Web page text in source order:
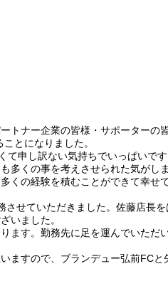
トナー企業の皆様・サポーターの
とになりました。
て申し訳ない気持ちでいっぱいで
多くの事を考えさせられた気が
くの経験を積むことができて幸
させていただきました。佐藤店長
いました。
ます。勤務先に足を運んでいた
ますので、ブランデュー弘前FC